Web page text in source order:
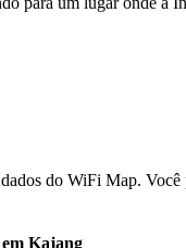
do WiFi Map.
Kajang